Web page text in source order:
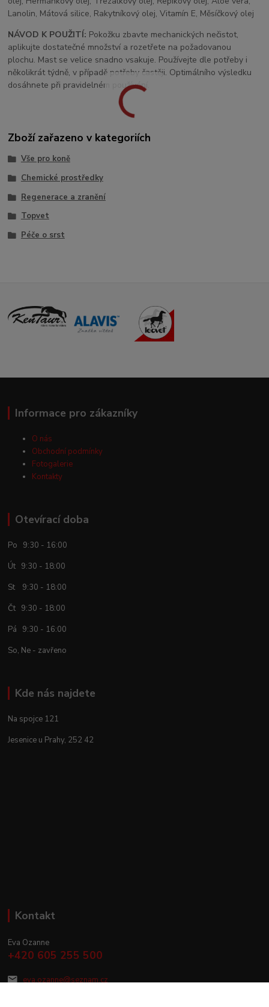
Lanolin, Mátová silice, Rakytníkový olej, Vitamín E, Měsíčkový olej
NÁVOD K POUŽITÍ: Pokožku zbavte mechanických nečistot,
aplikujte dostatečné množství a rozetřete na požadovanou
plochu. Mast se velice snadno vsakuje. Používejte dle potřeby i
několikrát týdně, v případě potřeby častěji. Optimálního výsledku
dosáhnete při pravidelném používání.
Zboží zařazeno v kategoriích
Vše pro koně
Chemické prostředky
Regenerace a zranění
Topvet
Péče o srst
Informace pro zákazníky
O nás
Obchodní podmínky
Fotogalerie
Kontakty
Otevírací doba
Po 9:30 - 16:00
Út 9:30 - 18:00
St 9:30 - 18:00
Čt 9:30 - 18:00
Pá 9:30 - 16:00
So, Ne - zavřeno
Kde nás najdete
Na spojce 121
Jesenice u Prahy, 252 42
Kontakt
Eva Ozanne
+420 605 255 500
eva.ozanne@seznam.cz